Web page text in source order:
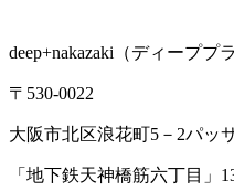
deep+nakazaki （ディーププ
〒 530-0022
大阪市北区浪花町5 － 2パッ
「地下鉄天神橋筋六丁目」